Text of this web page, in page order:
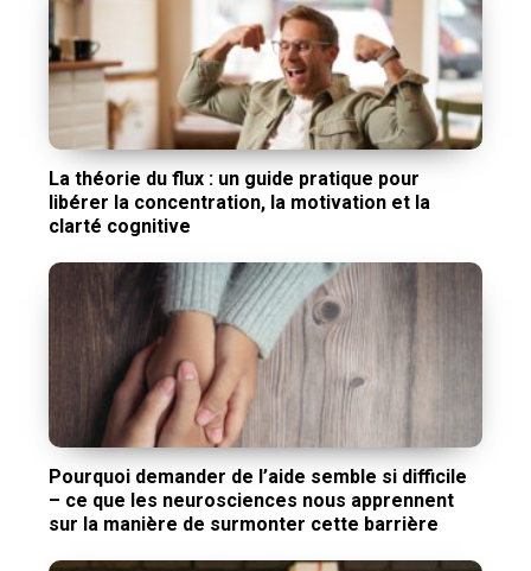
La théorie du flux : un guide pratique pour
libérer la concentration, la motivation et la
clarté cognitive
Pourquoi demander de l’aide semble si difficile
– ce que les neurosciences nous apprennent
sur la manière de surmonter cette barrière